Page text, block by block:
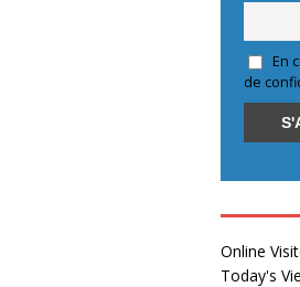
En
de
Online
Today's